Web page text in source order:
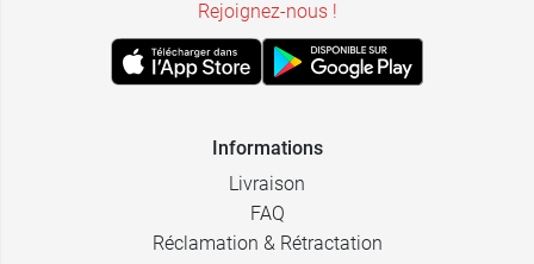
Rejoignez-nous !
Informations
Livraison
FAQ
Réclamation & Rétractation